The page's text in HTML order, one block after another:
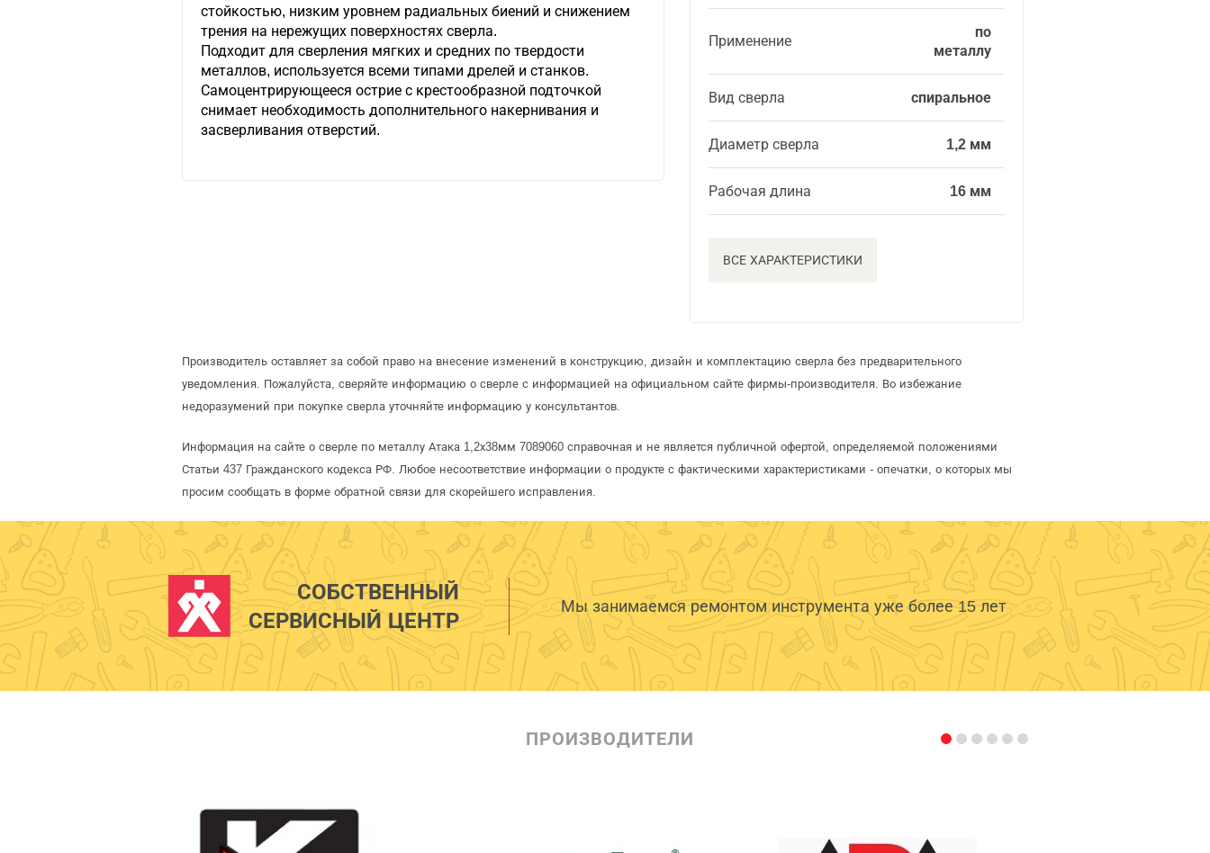
Применение
по
металлу
Вид сверла спиральное
Диаметр сверла 1,2 мм
Рабочая длина 16 мм
ВСЕ ХАРАКТЕРИСТИКИ
стойкостью, низким уровнем радиальных биений и снижением
трения на нережущих поверхностях сверла.
Подходит для сверления мягких и средних по твердости
металлов, используется всеми типами дрелей и станков.
Самоцентрирующееся острие с крестообразной подточкой
снимает необходимость дополнительного накернивания и
засверливания отверстий.
Производитель оставляет за собой право на внесение изменений в конструкцию, дизайн и комплектацию сверла без предварительного
уведомления. Пожалуйста, сверяйте информацию о сверле с информацией на официальном сайте фирмы-производителя. Во избежание
недоразумений при покупке сверла уточняйте информацию у консультантов.
Информация на сайте о сверле по металлу Атака 1,2х38мм 7089060 справочная и не является публичной офертой, определяемой положениями
Статьи 437 Гражданского кодекса РФ. Любое несоответствие информации о продукте с фактическими характеристиками - опечатки, о которых мы
просим сообщать в форме обратной связи для скорейшего исправления.
СОБСТВЕННЫЙ
СЕРВИСНЫЙ ЦЕНТР
Мы занимаемся ремонтом инструмента уже более 15 лет
ПРОИЗВОДИТЕЛИ